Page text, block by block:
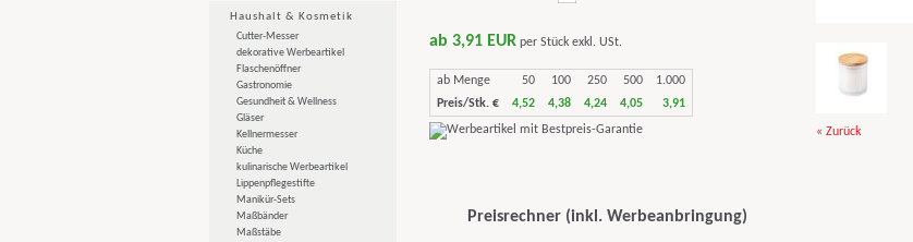
Haushalt & Kosmetik
Cutter-Messer
dekorative Werbeartikel
Flaschenöffner
Gastronomie
Gesundheit & Wellness
Gläser
Kellnermesser
Küche
kulinarische Werbeartikel
Lippenpflegestifte
Manikür-Sets
Maßbänder
Maßstäbe
ab 3,91 EURper Stück exkl. USt.
ab Menge 50 100 250 500
1.000
Preis/Stk. €
4,52 4,38 4,24 4,05 3,91
Preisrechner (inkl. Werbeanbringung)
« Zurück